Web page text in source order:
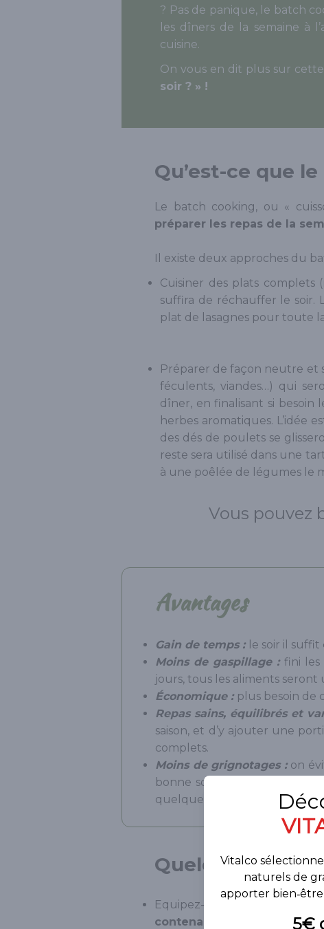
? Pas de panique, le batch
les dîners de la semaine à
cuisine.
On vous en dit plus sur
soir ? » !
Qu’est-ce que
Le batch cooking, ou «
préparer les repas de la
Il existe deux approches du
Cuisiner des plats complets
suffira de réchauffer le soir.
plat de lasagnes pour toute
Préparer de façon neutre et
féculents, viandes…) qui
dîner, en finalisant si besoin
herbes aromatiques. L’idée
des dés de poulets se
reste sera utilisé dans une
à une poêlée de légumes le
Vous pouvez
Avantages
Gain de temps : le soir il
Moins de gaspillage : fini
jours, tous les aliments seront
Économique : plus besoin de
Repas sains, équilibrés et
saison, et d’y ajouter une
complets.
Moins de grignotages : on
bonne solution pour
quelques kilos.
Quelques
Equipez-vous de boîtes
contenants en verre
(plus